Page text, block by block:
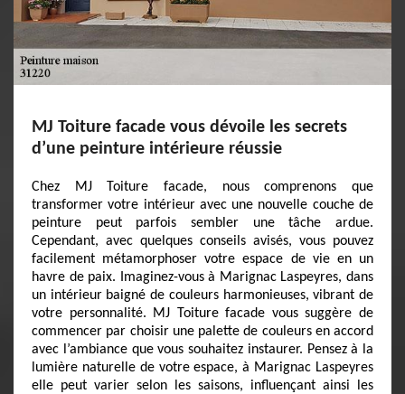
MJ Toiture facade vous dévoile les secrets
d’une peinture intérieure réussie
Chez MJ Toiture facade, nous comprenons que
transformer votre intérieur avec une nouvelle couche de
peinture peut parfois sembler une tâche ardue.
Cependant, avec quelques conseils avisés, vous pouvez
facilement métamorphoser votre espace de vie en un
havre de paix. Imaginez-vous à Marignac Laspeyres, dans
un intérieur baigné de couleurs harmonieuses, vibrant de
votre personnalité. MJ Toiture facade vous suggère de
commencer par choisir une palette de couleurs en accord
avec l’ambiance que vous souhaitez instaurer. Pensez à la
lumière naturelle de votre espace, à Marignac Laspeyres
elle peut varier selon les saisons, influençant ainsi les